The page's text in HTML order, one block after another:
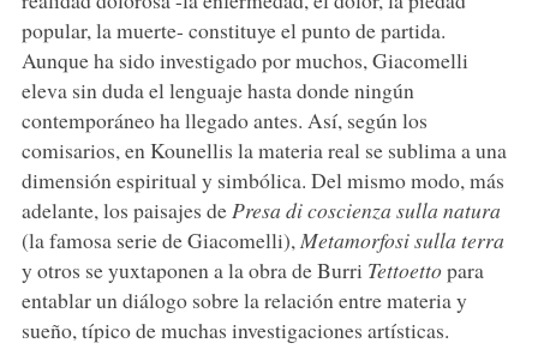
popular, la muerte- constituye el punto de partida.
Aunque ha sido investigado por muchos, Giacomelli
eleva sin duda el lenguaje hasta donde ningún
contemporáneo ha llegado antes. Así, según los
comisarios, en Kounellis la materia real se sublima a una
dimensión espiritual y simbólica. Del mismo modo, más
adelante, los paisajes de Presa di coscienza sulla natura
(la famosa serie de Giacomelli), Metamorfosi sulla terra
y otros se yuxtaponen a la obra de Burri Tettoettopara
entablar un diálogo sobre la relación entre materia y
sueño, típico de muchas investigaciones artísticas.